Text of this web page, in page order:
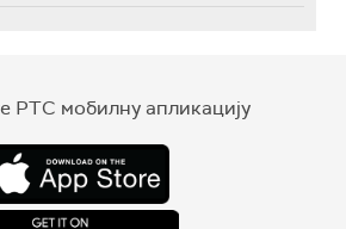
РТС мобилну апликацију